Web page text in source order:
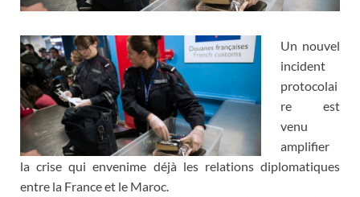
Un nouvel
incident
protocolai
re est
venu
amplifier
la crise qui envenime déjà les relations diplomatiques
entre la France et le Maroc.